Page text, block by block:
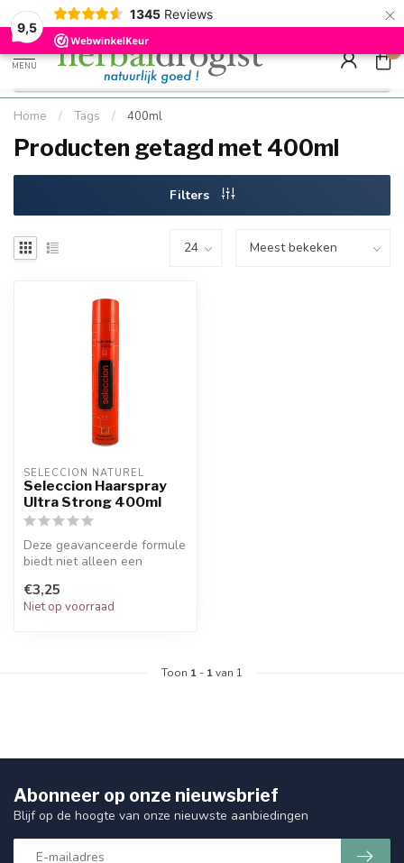
9,5
1345 Reviews ×
Kostenloser DE-Versand ab Mindestbestellwert |
Schnell geliefert
Minimum
Hızlı
MENU
0
Home / Tags / 400ml
Producten getagd met 400ml
Filters
SELECCION NATUREL
Seleccion Haarspray
Ultra Strong 400ml
Deze geavanceerde formule
biedt niet alleen een
je kap...
€3,25
Niet op voorraad
Toon 1 - 1van 1
Abonneer op onze nieuwsbrief
Blijf op de hoogte van onze nieuwste aanbiedingen